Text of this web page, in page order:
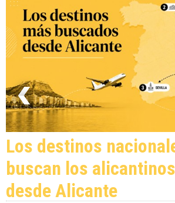
Los destinos
buscan los
desde Alicante